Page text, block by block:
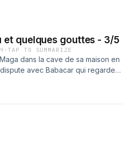
et quelques gouttes - 3/5
·TAP TO SUMMARIZE
dans la cave de sa maison en
avec Babacar qui regarde
Hann pour préparer son
perdu son argent de poche dans